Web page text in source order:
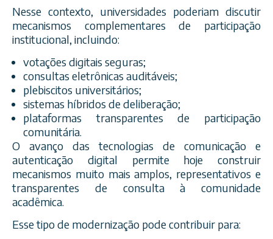
Nesse contexto, universidades poderiam discutir
mecanismos complementares de participação
institucional, incluindo:
votações digitais seguras;
consultas eletrônicas auditáveis;
plebiscitos universitários;
sistemas híbridos de deliberação;
plataformas transparentes de participação
comunitária.
O avanço das tecnologias de comunicação e
autenticação digital permite hoje construir
mecanismos muito mais amplos, representativos e
transparentes de consulta à comunidade
acadêmica.
Esse tipo de modernização pode contribuir para: